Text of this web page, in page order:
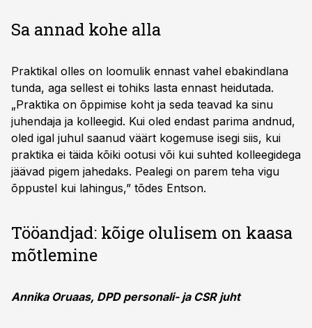
Sa annad kohe alla
Praktikal olles on loomulik ennast vahel ebakindlana
tunda, aga sellest ei tohiks lasta ennast heidutada.
„Praktika on õppimise koht ja seda teavad ka sinu
juhendaja ja kolleegid. Kui oled endast parima andnud,
oled igal juhul saanud väärt kogemuse isegi siis, kui
praktika ei täida kõiki ootusi või kui suhted kolleegidega
jäävad pigem jahedaks. Pealegi on parem teha vigu
õppustel kui lahingus,” tõdes Entson.
Tööandjad: kõige olulisem on kaasa
mõtlemine
Annika Oruaas, DPD personali- ja CSR juht